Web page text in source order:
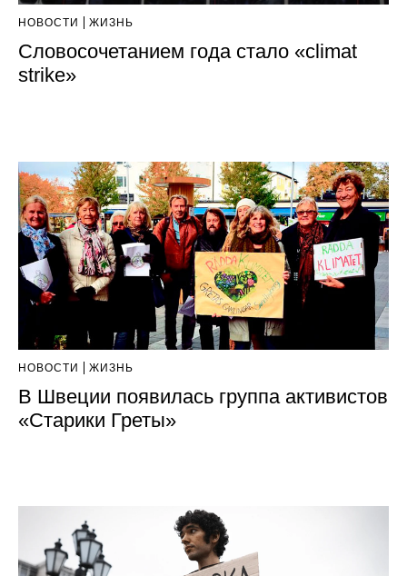
НОВОСТИ ЖИЗНЬ
Словосочетанием года стало «сlimat
strike»
НОВОСТИ ЖИЗНЬ
В Швеции появилась группа активистов
«Старики Греты»